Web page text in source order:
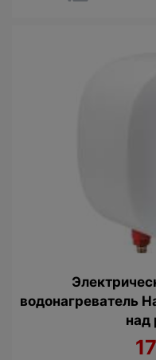
водонагреватель
над